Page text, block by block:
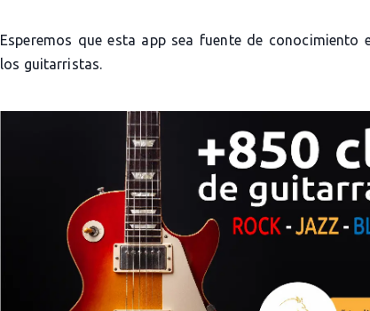
Esperemos que esta app sea fuente de conocimiento
los guitarristas.